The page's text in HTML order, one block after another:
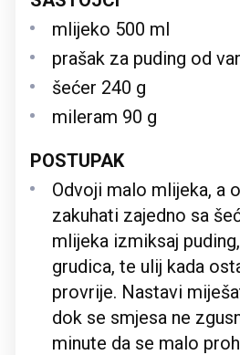
mlijeko 500 ml
prašak za puding od
šećer 240 g
mileram 90 g
POSTUPAK
Odvoji malo mlijeka, a
zakuhati zajedno sa
mlijeka izmiksaj
grudica, te ulij kada
provrije. Nastavi
dok se smjesa ne
minute da se malo